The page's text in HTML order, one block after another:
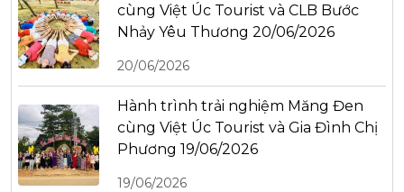
cùng Việt Úc Tourist và CLB Bước
Nhảy Yêu Thương 20/06/2026
20/06/2026
Hành trình trải nghiệm Măng Đen
cùng Việt Úc Tourist và Gia Đình Chị
Phương 19/06/2026
19/06/2026